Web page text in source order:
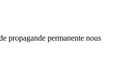
propagande permanente nous